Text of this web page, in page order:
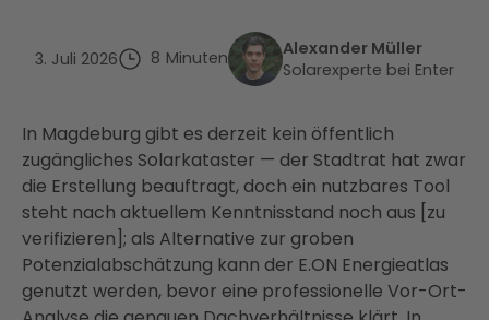
3. Juli 2026 8 Minuten
Alexander Müller
Solarexperte bei Enter
In Magdeburg gibt es derzeit kein öffentlich
zugängliches Solarkataster — der Stadtrat hat zwar
die Erstellung beauftragt, doch ein nutzbares Tool
steht nach aktuellem Kenntnisstand noch aus [zu
verifizieren]; als Alternative zur groben
Potenzialabschätzung kann der E.ON Energieatlas
genutzt werden, bevor eine professionelle Vor-Ort-